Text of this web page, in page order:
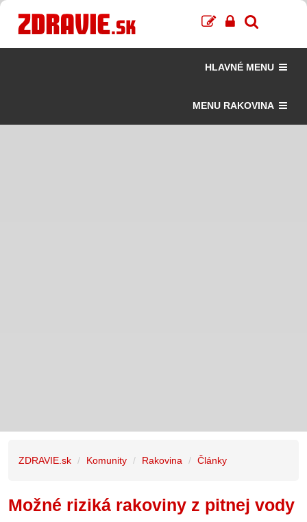
HLAVNÉ MENU
MENU RAKOVINA
ZDRAVIE.sk Komunity Rakovina Články
Možné riziká rakoviny z pitnej vody